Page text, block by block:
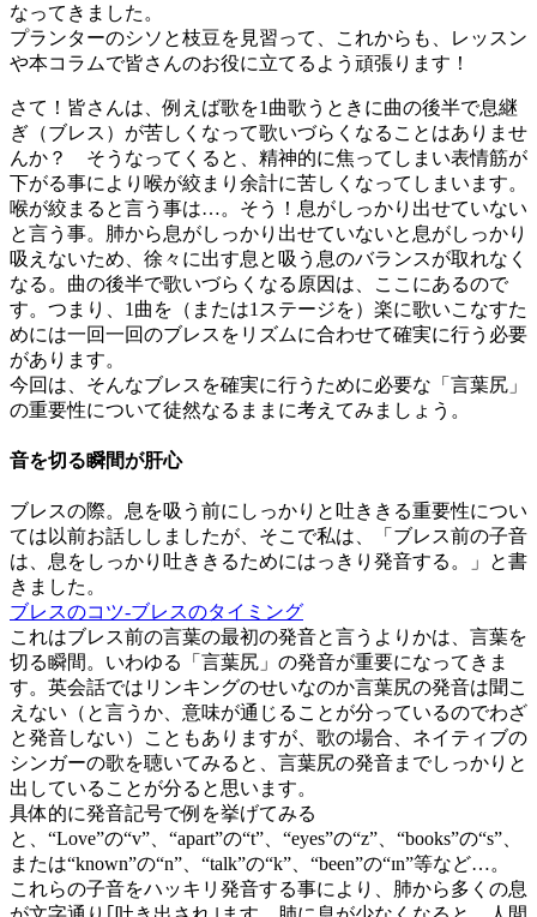
なってきました。
プランターのシソと枝豆を見習って、これからも、レッスン
や本コラムで皆さんのお役に立てるよう頑張ります！
さて！皆さんは、例えば歌を1曲歌うときに曲の後半で息継
ぎ（ブレス）が苦しくなって歌いづらくなることはありませ
んか？ そうなってくると、精神的に焦ってしまい表情筋が
下がる事により喉が絞まり余計に苦しくなってしまいます。
喉が絞まると言う事は…。そう！息がしっかり出せていない
と言う事。肺から息がしっかり出せていないと息がしっかり
吸えないため、徐々に出す息と吸う息のバランスが取れなく
なる。曲の後半で歌いづらくなる原因は、ここにあるので
す。つまり、1曲を（または1ステージを）楽に歌いこなすた
めには一回一回のブレスをリズムに合わせて確実に行う必要
があります。
今回は、そんなブレスを確実に行うために必要な「言葉尻」
の重要性について徒然なるままに考えてみましょう。
音を切る瞬間が肝心
ブレスの際。息を吸う前にしっかりと吐ききる重要性につい
ては以前お話ししましたが、そこで私は、「ブレス前の子音
は、息をしっかり吐ききるためにはっきり発音する。」と書
きました。
ブレスのコツ-ブレスのタイミング
これはブレス前の言葉の最初の発音と言うよりかは、言葉を
切る瞬間。いわゆる「言葉尻」の発音が重要になってきま
す。英会話ではリンキングのせいなのか言葉尻の発音は聞こ
えない（と言うか、意味が通じることが分っているのでわざ
と発音しない）こともありますが、歌の場合、ネイティブの
シンガーの歌を聴いてみると、言葉尻の発音までしっかりと
出していることが分ると思います。
具体的に発音記号で例を挙げてみる
と、“Love”の“v”、“apart”の“t”、“eyes”の“z”、“books”の“s”、
または“known”の“n”、“talk”の“k”、“been”の“ɪn”等など…。
これらの子音をハッキリ発音する事により、肺から多くの息